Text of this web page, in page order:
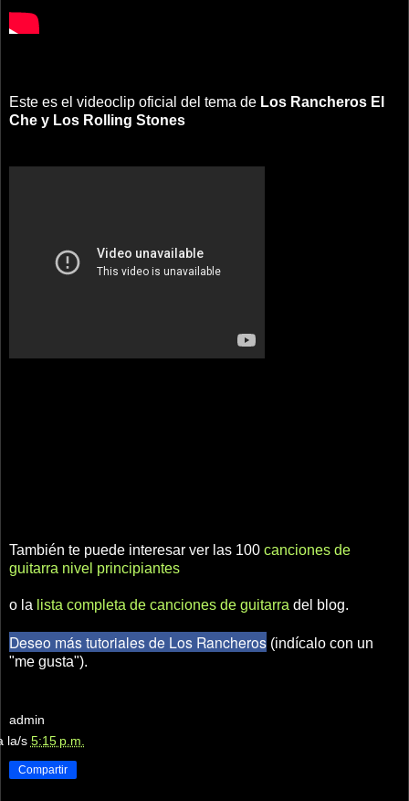
Este es el videoclip oficial del tema de Los Rancheros El
Che y Los Rolling Stones
También te puede interesar ver las 100 canciones de
guitarra nivel principiantes
o la lista completa de canciones de guitarra del blog.
Deseo más tutoriales de Los Rancheros (indícalo con un
"me gusta").
admin
la/s 5:15 p.m.
Compartir